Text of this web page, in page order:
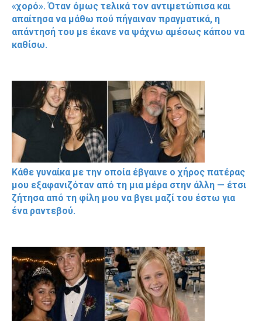
«χορό». Όταν όμως τελικά τον αντιμετώπισα και
απαίτησα να μάθω πού πήγαιναν πραγματικά, η
απάντησή του με έκανε να ψάχνω αμέσως κάπου να
καθίσω.
Κάθε γυναίκα με την οποία έβγαινε ο χήρος πατέρας
μου εξαφανιζόταν από τη μια μέρα στην άλλη — έτσι
ζήτησα από τη φίλη μου να βγει μαζί του έστω για
ένα ραντεβού.